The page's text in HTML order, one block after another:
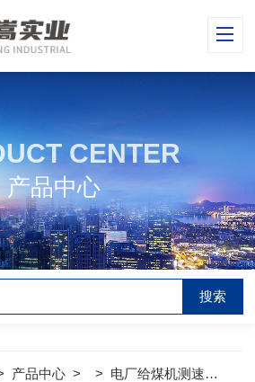
CENTER
产品中心
产品中心 > > 电厂给煤机测速传感器